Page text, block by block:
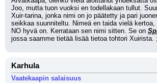
Joo, mutta tuon vuoksi en todellakaan tullut.
Xuir-tarina, jonka nimi on jo päätetty ja pari
seikkaa suunniteltu. Nimeä en taida vielä
NO hyvä on. Kerrataan sen nimi sitten. Se on
jossa saamme tietää lisää tietoa tohtori Xuirista.
Karhula
Vaatekaapin salaisuus